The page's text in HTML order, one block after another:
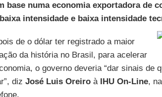
base numa economia exportadora de
intensidade e baixa intensidade
de o dólar ter registrado a maior
da história no Brasil, para acelerar
o governo deveria “dar sinais de
diz José Luis Oreiroà IHU On-Line,